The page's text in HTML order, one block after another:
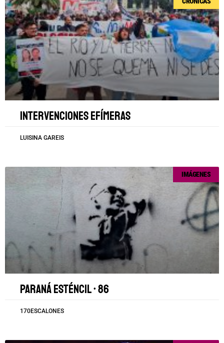
Intervenciones efímeras
LUISINA GAREIS
IMÁGENES
Paraná esténcil • 86
170ESCALONES